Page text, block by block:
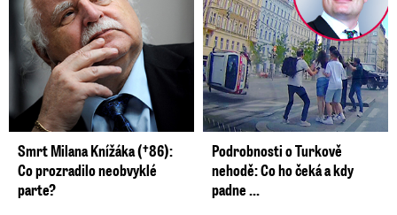
Smrt Milana Knížáka (†86):
Co prozradilo neobvyklé
parte?
Podrobnosti o Turkově
nehodě: Co ho čeká a kdy
padne ...